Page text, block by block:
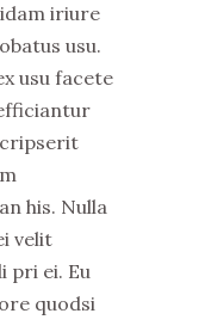
iriure
usu.
usu facete
his. Nulla
velit
pri ei. Eu
quodsi